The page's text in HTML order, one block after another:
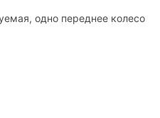
одно переднее колесо